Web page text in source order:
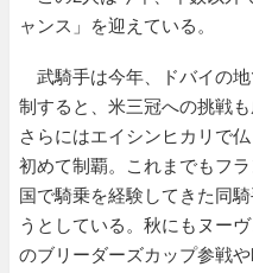
ャンス」を迎えている。
武騎手は今年、ドバイの
制すると、米三冠への挑戦
さらにはエイシンヒカリで
初めて制覇。これまでもフ
国で騎乗を経験してきた同
うとしている。秋にもヌー
のブリーダーズカップ参戦